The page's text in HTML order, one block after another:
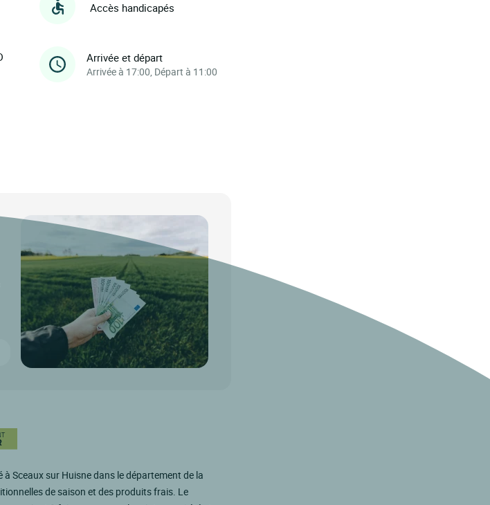
Accès handicapés
Arrivée et départ
Arrivée à 17:00, Départ à 11:00
Sceaux sur Huisne dans le département de la
de saison et des produits frais. Le